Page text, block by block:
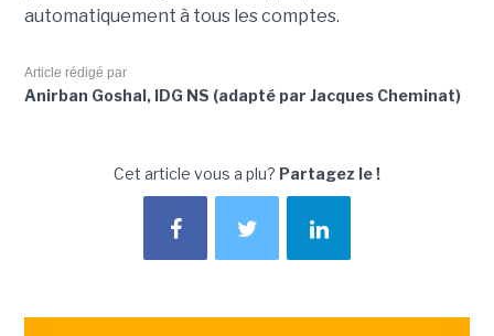
automatiquement à tous les comptes.
Article rédigé par
Anirban Goshal, IDG NS (adapté par Jacques Cheminat)
Cet article vous a plu? Partagez le !